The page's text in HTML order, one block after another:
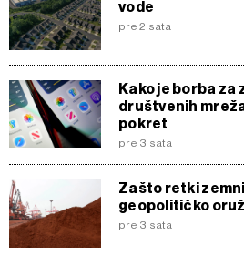
vode
pre 2 sata
Kako je borba
društvenih
pokret
pre 3 sata
Zašto retki
geopolitičko
pre 3 sata